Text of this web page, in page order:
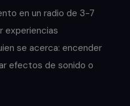
en un radio de 3-7
experiencias
se acerca: encender
efectos de sonido o